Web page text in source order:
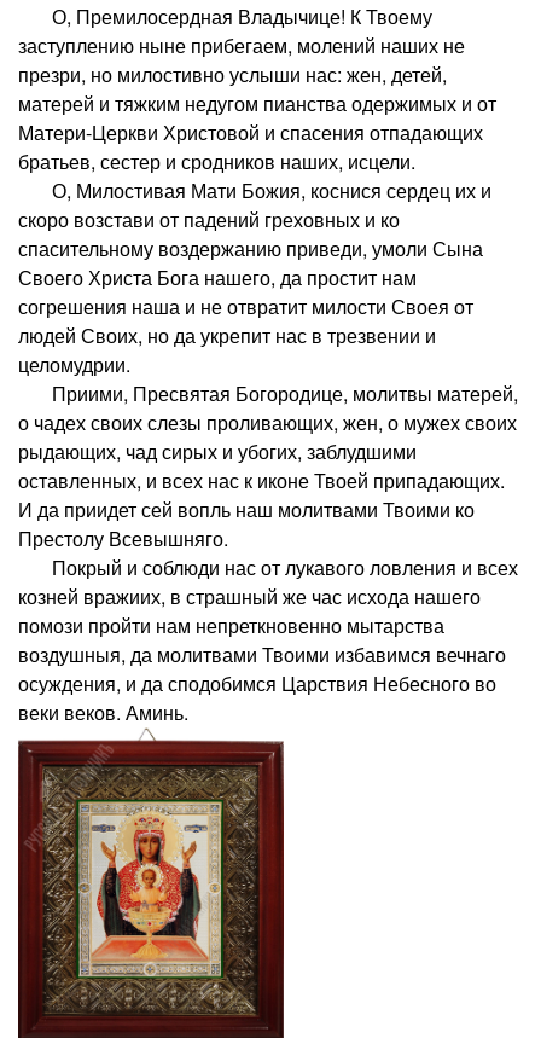
О, Премилосердная Владычице! К Твоему
заступлению ныне прибегаем, молений наших не
презри, но милостивно услыши нас: жен, детей,
матерей и тяжким недугом пианства одержимых и от
Матери-Церкви Христовой и спасения отпадающих
братьев, сестер и сродников наших, исцели.
О, Милостивая Мати Божия, коснися сердец их и
скоро возстави от падений греховных и ко
спасительному воздержанию приведи, умоли Сына
Своего Христа Бога нашего, да простит нам
согрешения наша и не отвратит милости Своея от
людей Своих, но да укрепит нас в трезвении и
целомудрии.
Приими, Пресвятая Богородице, молитвы матерей,
о чадех своих слезы проливающих, жен, о мужех своих
рыдающих, чад сирых и убогих, заблудшими
оставленных, и всех нас к иконе Твоей припадающих.
И да приидет сей вопль наш молитвами Твоими ко
Престолу Всевышняго.
Покрый и соблюди нас от лукавого ловления и всех
козней вражиих, в страшный же час исхода нашего
помози пройти нам непреткновенно мытарства
воздушныя, да молитвами Твоими избавимся вечнаго
осуждения, и да сподобимся Царствия Небесного во
веки веков. Аминь.